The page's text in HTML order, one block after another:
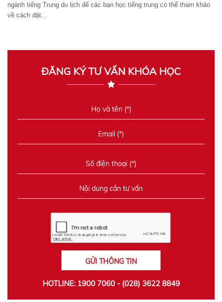
ngành tiếng Trung du lịch để các bạn học tiếng trung có thể tham khảo
về cách đặt...
ĐĂNG KÝ TƯ VẤN KHÓA HỌC
GỬI THÔNG TIN
HOTLINE: 1900 7060 - (028) 3622 8849